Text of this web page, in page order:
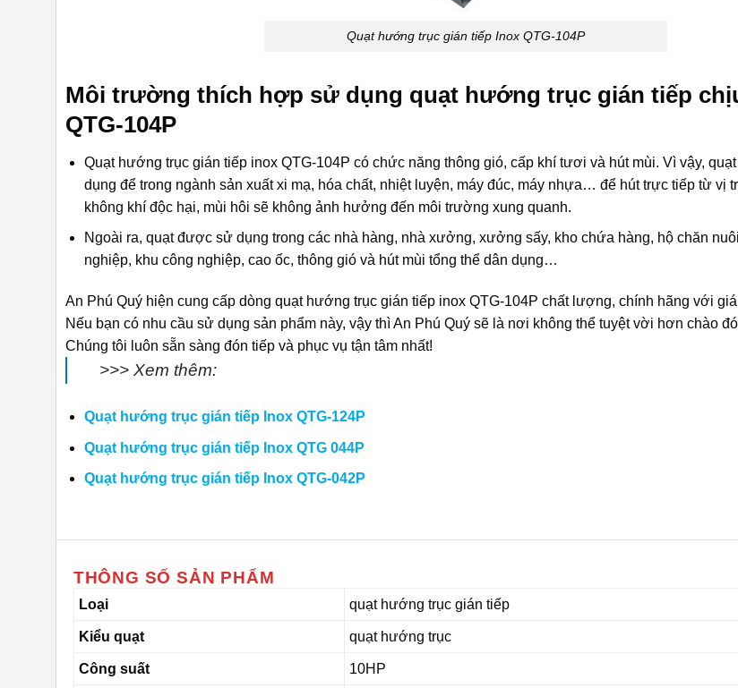
Quạt hướng trục gián tiếp Inox QTG-104P
Môi trường thích hợp sử dụng quạt hướng trục gián tiếp
QTG-104P
Quạt hướng trục gián tiếp inox QTG-104P có chức năng thông gió, cấp khí tươi và hút mùi. Vì vậy,
dụng để trong ngành sản xuất xi mạ, hóa chất, nhiệt luyện, máy đúc, máy nhựa… để hút trực tiếp từ vị
không khí độc hại, mùi hôi sẽ không ảnh hưởng đến môi trường xung quanh.
Ngoài ra, quạt được sử dụng trong các nhà hàng, nhà xưởng, xưởng sấy, kho chứa hàng, hộ chăn
nghiệp, khu công nghiệp, cao ốc, thông gió và hút mùi tổng thể dân dụng…
An Phú Quý hiện cung cấp dòng quạt hướng trục gián tiếp inox QTG-104P chất lượng, chính hãng với
Nếu bạn có nhu cầu sử dụng sản phẩm này, vậy thì An Phú Quý sẽ là nơi không thể tuyệt vời hơn chào
Chúng tôi luôn sẵn sàng đón tiếp và phục vụ tận tâm nhất!
>>> Xem thêm:
Quạt hướng trục gián tiếp Inox QTG-124P
Quạt hướng trục gián tiếp Inox QTG 044P
Quạt hướng trục gián tiếp Inox QTG-042P
THÔNG SỐ SẢN PHẨM
Loại quạt hướng trục gián tiếp
Kiểu quạt quạt hướng trục
Công suất 10HP